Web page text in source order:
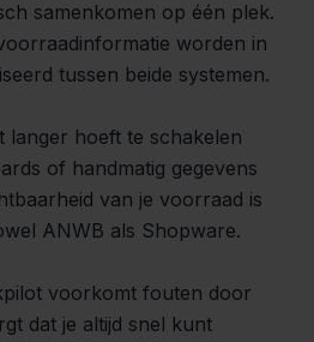
samenkomen op één plek.
worden in
tussen beide systemen.
langer hoeft te schakelen
of handmatig gegevens
van je voorraad is
ANWB als Shopware.
voorkomt fouten door
dat je altijd snel kunt